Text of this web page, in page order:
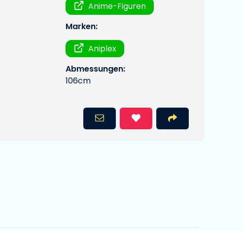
Anime-Figuren
Marken:
Aniplex
Abmessungen:
106cm